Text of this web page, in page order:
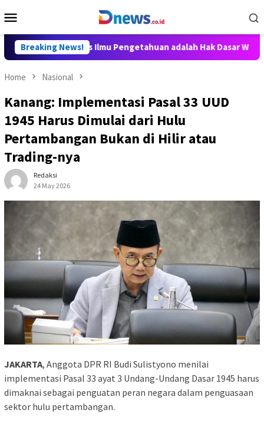
to
Menu
Breaking News!
Akses Ilmu Pengetahuan adalah Hak Dasar Warga Negara
Home Nasional
Kanang: Implementasi Pasal 33 UUD
1945 Harus Dimulai dari Hulu
Pertambangan Bukan di Hilir atau
Trading-nya
Redaksi
24 May 2026
JAKARTA, Anggota DPR RI Budi Sulistyono menilai
implementasi Pasal 33 ayat 3 Undang-Undang Dasar 1945 harus
dimaknai sebagai penguatan peran negara dalam penguasaan
sektor hulu pertambangan.